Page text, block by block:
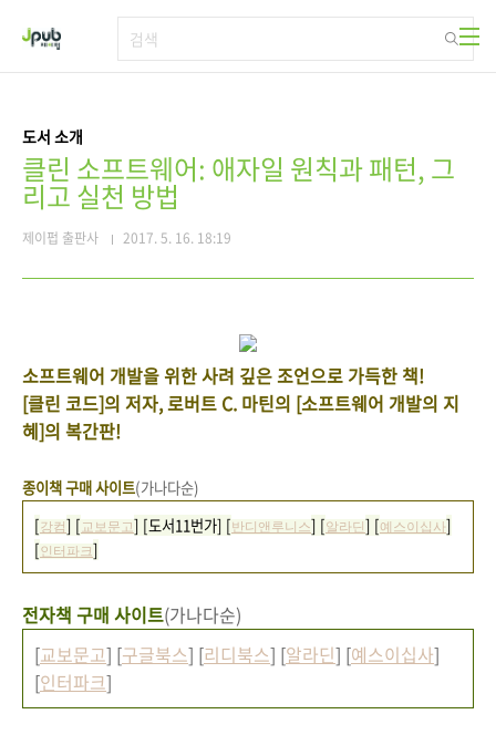
도서 소개
클린 소프트웨어: 애자일 원칙과 패턴, 그
리고 실천 방법
제이펍 출판사 2017. 5. 16. 18:19
소프트웨어 개발을 위한 사려 깊은 조언으로 가득한 책!
[클린 코드]의 저자, 로버트 C. 마틴의 [소프트웨어 개발의 지
혜]의 복간판!
종이책 구매 사이트(가나다순)
[강컴] [ 교보문고] [도서11번가] [반디앤루니스] [알라딘] [예스이십사]
[인터파크]
전자책 구매 사이트(가나다순)
[교보문고] [구글북스] [리디북스] [알라딘] [예스이십사]
[인터파크]